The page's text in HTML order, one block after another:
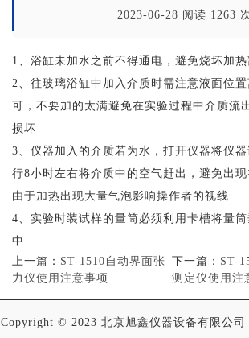
2023-06-28 阅读 1263
1、浴缸未加水之前不得通电，避免烧坏加热
2、往玻璃浴缸中加入介质时需注意液面位
可，不要加的太满避免在实验过程中介质流
损坏
3、仪器加入的介质若为水，打开仪器将仪
行8小时左右将介质中的空气赶出，避免出
由于加热出现大量气泡影响操作者的视线
4、实验时装试样的量筒必须利用卡槽将量
中
上一篇： ST-1510自动界面张
力仪使用注意事项
下一篇： ST-
测定仪使用注
Copyright © 2023 北京旭鑫仪器设备有限公司